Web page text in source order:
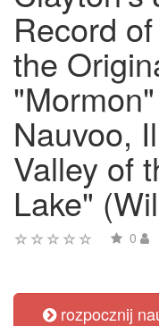
Record
the
Nauvoo,
Valley of
Lake"
0
rozpocznij